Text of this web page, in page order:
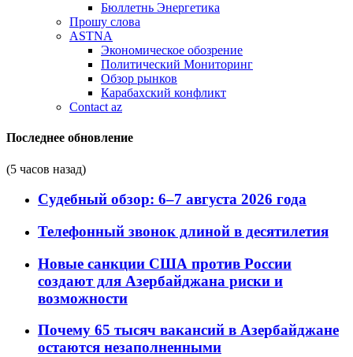
Бюллетнь Энергетика
Прошу слова
ASTNA
Экономическое обозрение
Политический Мониторинг
Обзор рынков
Карабахский конфликт
Contact az
Последнее обновление
(5 часов назад)
Судебный обзор: 6–7 августа 2026 года
Телефонный звонок длиной в десятилетия
Новые санкции США против России
создают для Азербайджана риски и
возможности
Почему 65 тысяч вакансий в Азербайджане
остаются незаполненными